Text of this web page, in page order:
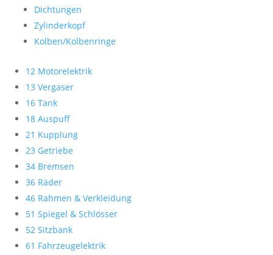
Dichtungen
Zylinderkopf
Kolben/Kolbenringe
12 Motorelektrik
13 Vergaser
16 Tank
18 Auspuff
21 Kupplung
23 Getriebe
34 Bremsen
36 Räder
46 Rahmen & Verkleidung
51 Spiegel & Schlösser
52 Sitzbank
61 Fahrzeugelektrik